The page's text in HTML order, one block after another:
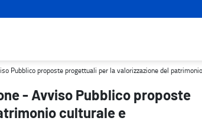
per la valorizzazione del patrimonio
Pubblico proposte progettuali per la valorizzazione del
- Avviso Pubblico proposte
culturale e